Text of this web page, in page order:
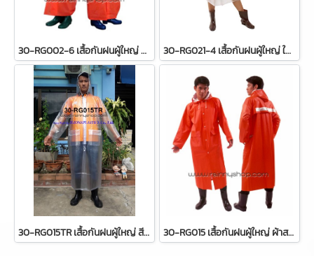
30-RG002-6 เสื้อกันฝนผู้ใหญ่ ส้มจราจร แบบผ่าหน้า 30-RG021-4 เสื้อกันฝนผู้ใหญ่ ใสมัว แบบผ่าหน้า
30-RG015TR เสื้อกันฝนผู้ใหญ่ สีใสมัว แบบผ่าหน้า อย่างดี 30-RG015 เสื้อกันฝนผู้ใหญ่ ผ้าสองหน้า แบบโค๊ตยาวอย่างดี